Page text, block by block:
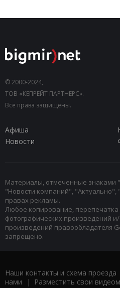
© 2000-2024,
ТОВ «КЕПРЕЙТ ПАРТНЕРС».
Все права защищены.
Афиша
Новости
Материалы, отмеченные знаками
"Новости компаний", "Актуально",
правах рекламы.
Любое копирование, перепечатка
фотографических произведений
произведений правообладателя
запрещено.
Наши контакты и схема проезда
нами | Разместить свои